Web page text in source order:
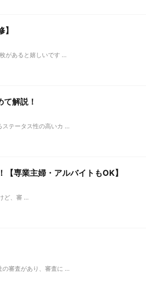
があると嬉しいです …
解説！
ステータス性の高いカ …
専業主婦・アルバイトもOK】
ど、審 …
の審査があり、審査に …